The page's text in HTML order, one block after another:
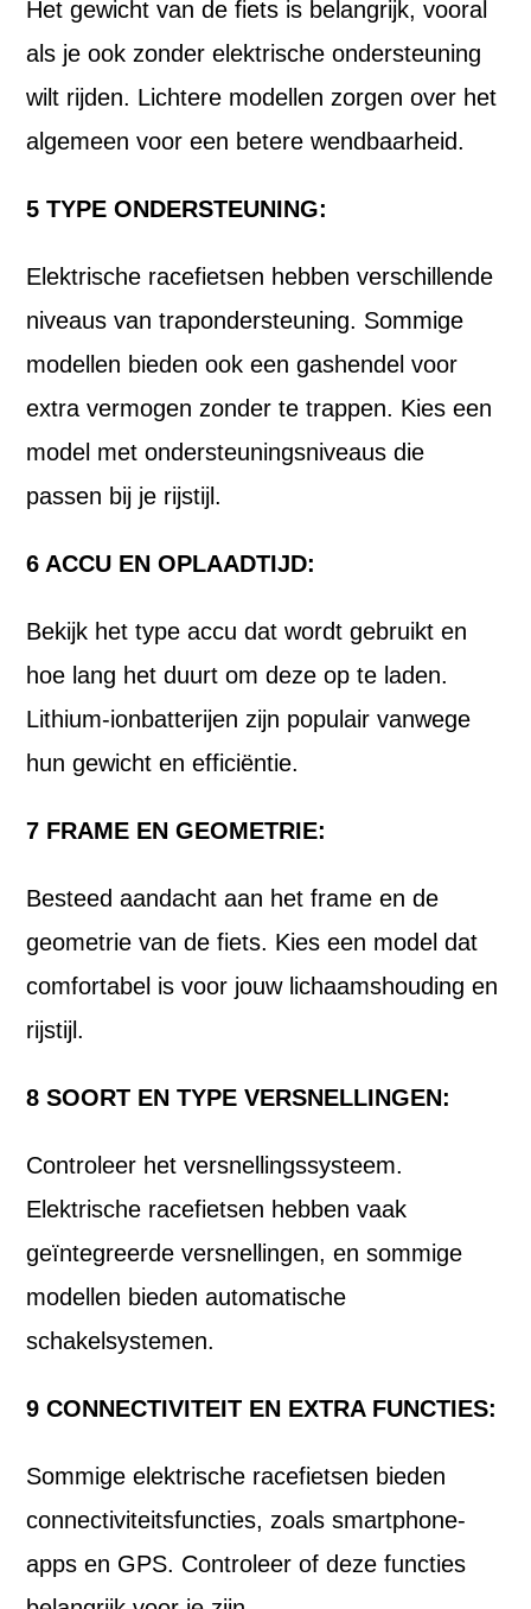
Het gewicht van de fiets is belangrijk, vooral
als je ook zonder elektrische ondersteuning
wilt rijden. Lichtere modellen zorgen over het
algemeen voor een betere wendbaarheid.
5 TYPE ONDERSTEUNING:
Elektrische racefietsen hebben verschillende
niveaus van trapondersteuning. Sommige
modellen bieden ook een gashendel voor
extra vermogen zonder te trappen. Kies een
model met ondersteuningsniveaus die
passen bij je rijstijl.
6 ACCU EN OPLAADTIJD:
Bekijk het type accu dat wordt gebruikt en
hoe lang het duurt om deze op te laden.
Lithium-ionbatterijen zijn populair vanwege
hun gewicht en efficiëntie.
7 FRAME EN GEOMETRIE:
Besteed aandacht aan het frame en de
geometrie van de fiets. Kies een model dat
comfortabel is voor jouw lichaamshouding en
rijstijl.
8 SOORT EN TYPE VERSNELLINGEN:
Controleer het versnellingssysteem.
Elektrische racefietsen hebben vaak
geïntegreerde versnellingen, en sommige
modellen bieden automatische
schakelsystemen.
9 CONNECTIVITEIT EN EXTRA FUNCTIES:
Sommige elektrische racefietsen bieden
connectiviteitsfuncties, zoals smartphone-
apps en GPS. Controleer of deze functies